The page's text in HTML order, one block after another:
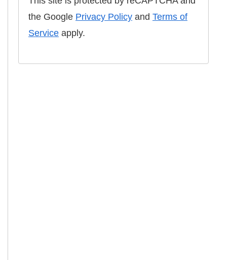
the Google Privacy Policy and Terms of
Service apply.